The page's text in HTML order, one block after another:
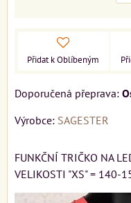
Přidat k Oblíbeným
Výrobce: SAGESTER
FUNKČNÍ TRIČKO NA
VELIKOSTI "XS" = 140-